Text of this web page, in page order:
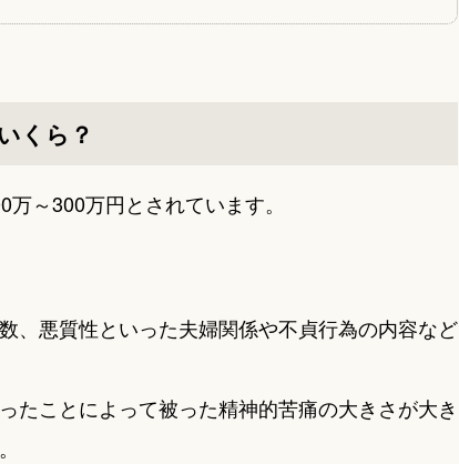
くら？
～300万円とされています。
、悪質性といった夫婦関係や不貞行為の内容など
たことによって被った精神的苦痛の大きさが大き